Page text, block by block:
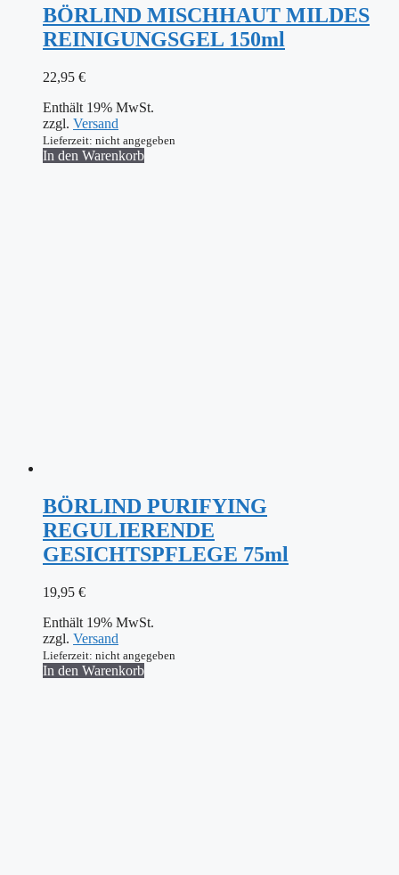
BÖRLIND MISCHHAUT MILDES
REINIGUNGSGEL 150ml
22,95 €
Enthält 19% MwSt.
zzgl. Versand
Lieferzeit: nicht angegeben
In den Warenkorb
BÖRLIND PURIFYING
REGULIERENDE
GESICHTSPFLEGE 75ml
19,95 €
Enthält 19% MwSt.
zzgl. Versand
Lieferzeit: nicht angegeben
In den Warenkorb